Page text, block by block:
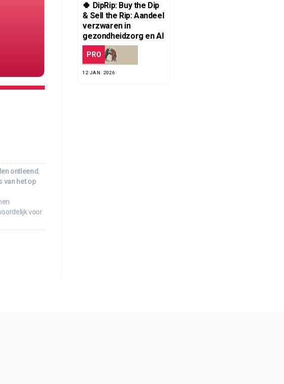
ontleend.
van het op
voor
🍀 DipRip: Buy the Dip
& Sell the Rip: Aandeel
verzwaren in
gezondheidzorg en AI
PRO
12 JAN. 2026